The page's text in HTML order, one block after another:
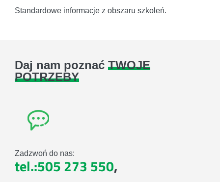
Standardowe informacje z obszaru szkoleń.
Daj nam poznać TWOJE
POTRZEBY
Zadzwoń do nas:
tel.:505 273 550,